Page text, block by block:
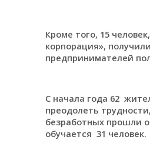
Кроме того, 15
корпорация»,
предпринимателей
С начала года 62
преодолеть
безработных прошли
обучается 31 человек.